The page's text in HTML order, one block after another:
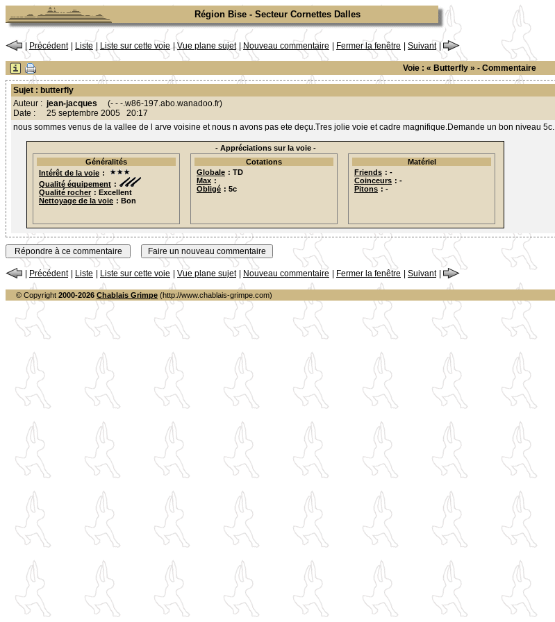
Région Bise - Secteur Cornettes Dalles
Précédent Liste Liste sur cette voie | Vue plane sujet Nouveau commentaire Fermer la fenêtre Suivant
Voie : « Butterfly » - Commentaire
Sujet : butterfly
Auteur : jean-jacques (- - -.w86-197.abo.wanadoo.fr)
Date :
25 septembre 2005 20:17
nous sommes venus de la vallee de l arve voisine et nous n avons pas ete deçu.Tres jolie voie et cadre magnifique.Demande un bon niveau 5c.
- Appréciations sur la voie -
Généralités
Intérêt de la voie :
Qualité équipement :
Qualité rocher : Excellent
Nettoyage de la voie : Bon
Cotations
Globale : TD
Max :
Obligé : 5c
Matériel
Friends : -
Coinceurs : -
Pitons : -
Précédent Liste Liste sur cette voie Vue plane sujet Nouveau commentaire Fermer la fenêtre Suivant
© Copyright 2000-2026 Chablais Grimpe (http://www.chablais-grimpe.com)